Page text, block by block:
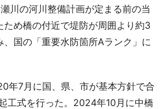
川の河川整備計画が定まる前の当
ため橋の付近で堤防が周囲より約3
、国の「重要水防箇所Aランク」に
年7月に国、県、市が基本方針で合
工式を行った。2024年10月に中橋